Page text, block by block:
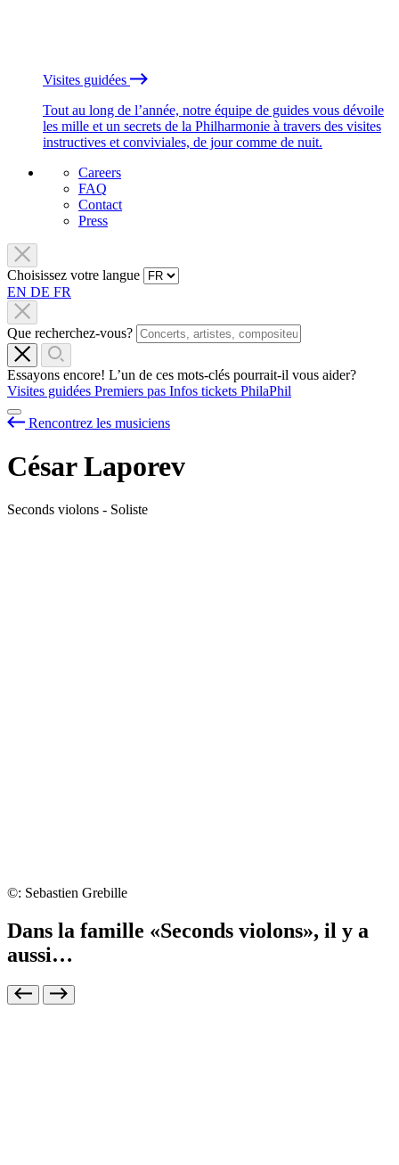
Visites guidées
Tout au long de l’année, notre équipe de guides vous dévoile
les mille et un secrets de la Philharmonie à travers des visites
instructives et conviviales, de jour comme de nuit.
Careers
FAQ
Contact
Press
Choisissez votre langue
EN DE FR
Que recherchez-vous?
Essayons encore! L’un de ces mots-clés pourrait-il vous aider?
Visites guidées Premiers pas Infos tickets PhilaPhil
Rencontrez les musiciens
César Laporev
Seconds violons - Soliste
©: Sebastien Grebille
Dans la famille «Seconds violons», il y a
aussi…